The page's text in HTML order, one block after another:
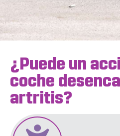
¿Puede un
coche
artritis?